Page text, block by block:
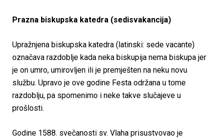
Prazna biskupska katedra (sedisvakancija)
Upražnjena biskupska katedra (latinski: sede vacante)
označava razdoblje kada neka biskupija nema biskupa jer
je on umro, umirovljen ili je premješten na neku novu
službu. Upravo je ove godine Festa održana u tome
razdoblju, pa spomenimo i neke takve slučajeve u
prošlosti.
Godine 1588. svečanosti sv. Vlaha prisustvovao je